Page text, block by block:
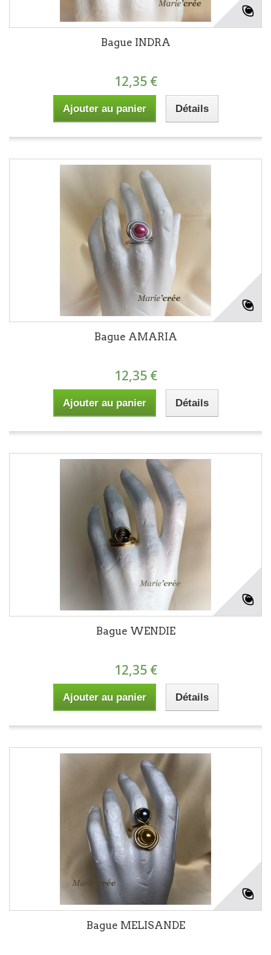
Bague INDRA
12,35 €
Ajouter au panier Détails
Bague AMARIA
12,35 €
Ajouter au panier Détails
Bague WENDIE
12,35 €
Ajouter au panier Détails
Bague MELISANDE